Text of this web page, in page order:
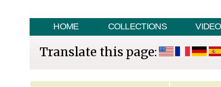
HOME COLLECTIONS VIDEO
Translate this page: